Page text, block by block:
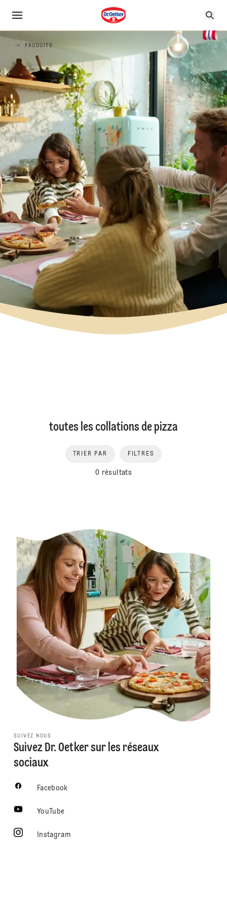
PRODUITS
toutes les collations de pizza
0 résultats
TRIER PAR FILTRES
SUIVEZ NOUS
Suivez Dr. Oetker sur les réseaux
sociaux
Facebook
YouTube
Instagram